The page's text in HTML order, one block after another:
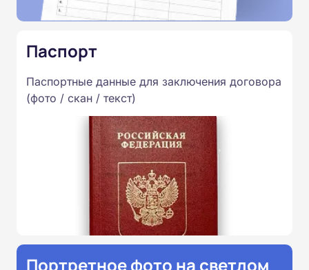
Паспорт
Паспортные данные для заключения договора
(фото / скан / текст)
Портретное фото на светлом